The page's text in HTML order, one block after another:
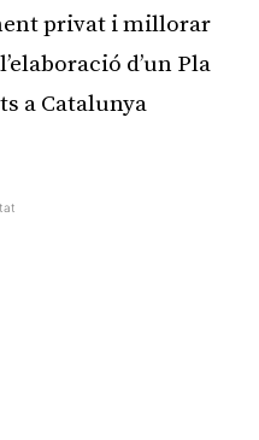
privat i millorar
d’un Pla
a Catalunya